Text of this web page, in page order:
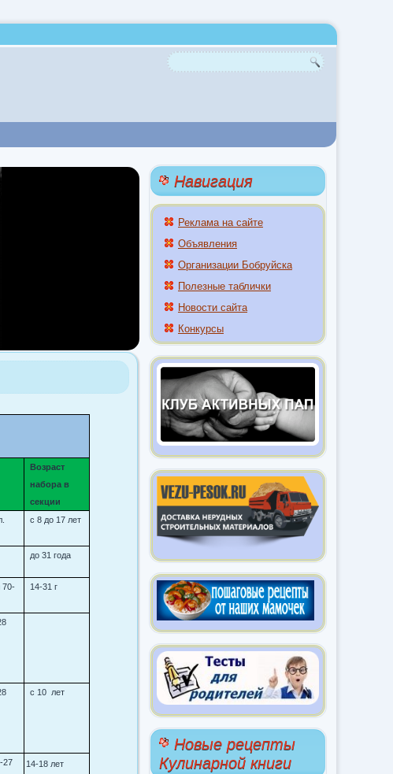
Возраст
набора в
секции
с 8 до 17 лет
до 31 года
70-
14-31 г
с 10 лет
27 14-18 лет
Навигация
Реклама на сайте
Объявления
Организации Бобруйска
Полезные таблички
Новости сайта
Конкурсы
Новые рецепты
Кулинарной книги